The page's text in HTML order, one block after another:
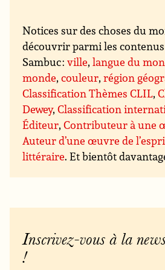
Notices sur des choses du
découvrir parmi les
Sambuc :ville,langue du
monde,couleur,région
Classification Thèmes CLIL,
Dewey,Classification
Éditeur,Contributeur à une
Auteur d’une œuvre de
littéraire. Et bientôt
Inscrivez-vous à la
!